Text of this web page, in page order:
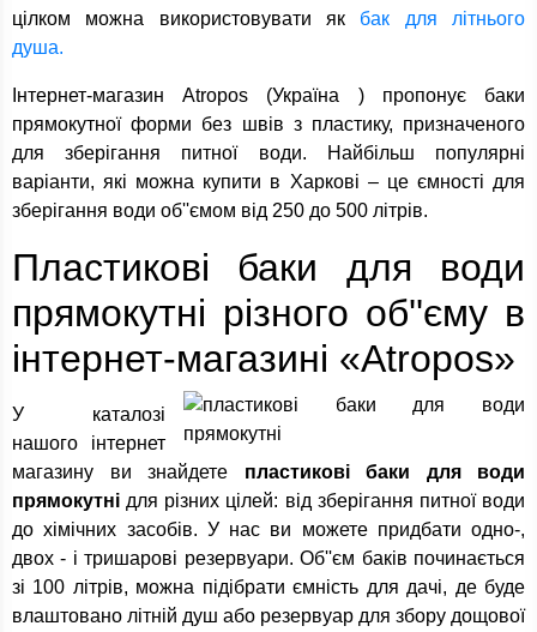
цілком можна використовувати як бак для літнього
душа.
Інтернет-магазин Atropos (Україна ) пропонує баки
прямокутної форми без швів з пластику, призначеного
для зберігання питної води. Найбільш популярні
варіанти, які можна купити в Харкові – це ємності для
зберігання води об''ємом від 250 до 500 літрів.
Пластикові баки для води
прямокутні різного об''єму в
інтернет-магазині «Atropos»
У каталозі
нашого інтернет
магазину ви знайдете пластикові баки для води
прямокутні для різних цілей: від зберігання питної води
до хімічних засобів. У нас ви можете придбати одно-,
двох - і тришарові резервуари. Об''єм баків починається
зі 100 літрів, можна підібрати ємність для дачі, де буде
влаштовано літній душ або резервуар для збору дощової